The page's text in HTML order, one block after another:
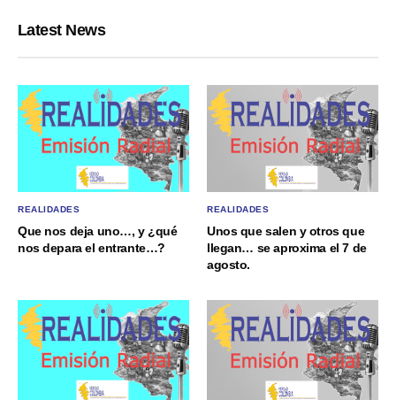
Latest News
REALIDADES
Que nos deja uno…, y ¿qué
nos depara el entrante…?
REALIDADES
Unos que salen y otros que
llegan… se aproxima el 7 de
agosto.